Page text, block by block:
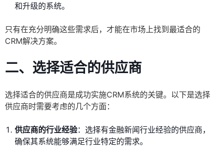
和升级的系统。
只有在充分明确这些需求后，才能在市场上找到最适合的
CRM解决方案。
二、选择适合的供应商
选择适合的供应商是成功实施CRM系统的关键。以下是选择
供应商时需要考虑的几个方面：
供应商的行业经验：选择有金融新闻行业经验的供应商，
确保其系统能够满足行业特定的需求。